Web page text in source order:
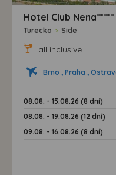
Hotel Club Nena*****
Turecko > Side
all inclusive
Brno , Praha ,
08.08. - 15.08.26 (8 dní)
08.08. - 19.08.26 (12 dní)
09.08. - 16.08.26 (8 dní)